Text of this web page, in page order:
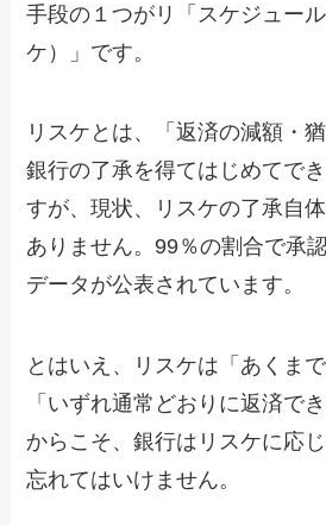
手段の１つがリ「スケジュー
ケ）」です。
リスケとは、「返済の減額・
銀行の了承を得てはじめてで
すが、現状、リスケの了承自
ありません。99％の割合で承
データが公表されています。
とはいえ、リスケは「あくま
「いずれ通常どおりに返済で
からこそ、銀行はリスケに応
忘れてはいけません。